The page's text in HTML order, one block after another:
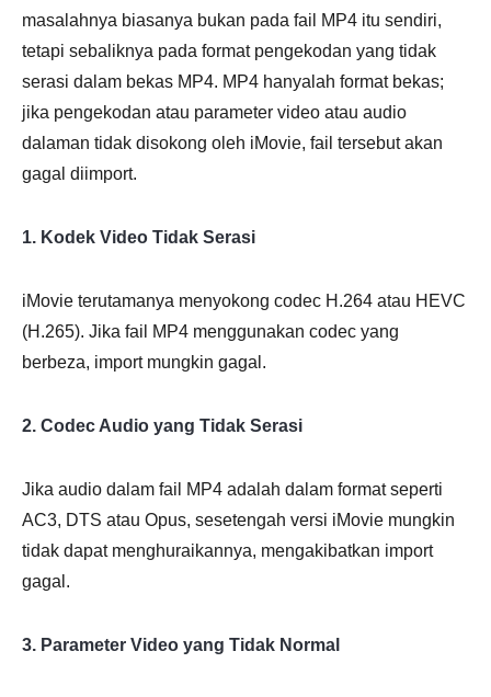
masalahnya biasanya bukan pada fail MP4 itu sendiri,
tetapi sebaliknya pada format pengekodan yang tidak
serasi dalam bekas MP4. MP4 hanyalah format bekas;
jika pengekodan atau parameter video atau audio
dalaman tidak disokong oleh iMovie, fail tersebut akan
gagal diimport.
1. Kodek Video Tidak Serasi
iMovie terutamanya menyokong codec H.264 atau HEVC
(H.265). Jika fail MP4 menggunakan codec yang
berbeza, import mungkin gagal.
2. Codec Audio yang Tidak Serasi
Jika audio dalam fail MP4 adalah dalam format seperti
AC3, DTS atau Opus, sesetengah versi iMovie mungkin
tidak dapat menghuraikannya, mengakibatkan import
gagal.
3. Parameter Video yang Tidak Normal